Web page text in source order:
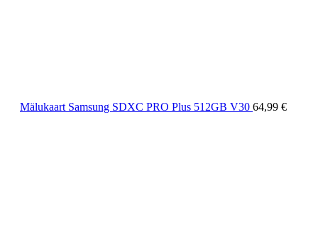
Mälukaart Samsung SDXC PRO Plus 512GB V30 64,99 €